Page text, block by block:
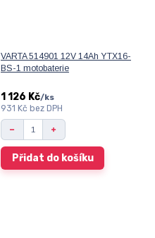
VARTA 514901 12V 14Ah YTX16-
BS-1 motobaterie
1 126 Kč/ks
931 Kč bez DPH
Přidat do košíku